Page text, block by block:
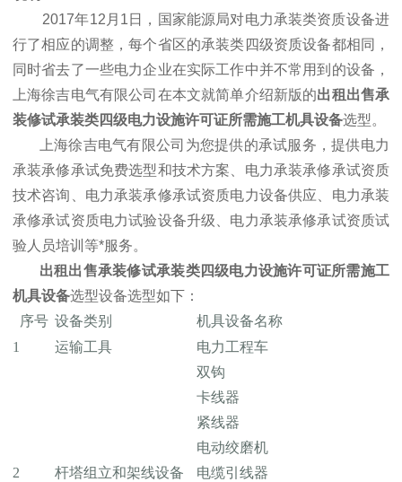
2017年12月1日，国家能源局对电力承装类资质设备进
行了相应的调整，每个省区的承装类四级资质设备都相同，
同时省去了一些电力企业在实际工作中并不常用到的设备，
上海徐吉电气有限公司在本文就简单介绍新版的出租出售承
装修试承装类四级电力设施许可证所需施工机具设备选型。
上海徐吉电气有限公司为您提供的承试服务，提供电力
承装承修承试免费选型和技术方案、电力承装承修承试资质
技术咨询、电力承装承修承试资质电力设备供应、电力承装
承修承试资质电力试验设备升级、电力承装承修承试资质试
验人员培训等*服务。
出租出售承装修试承装类四级电力设施许可证所需施工
机具设备选型设备选型如下：
序号 设备类别 机具设备名称
1
运输工具 电力工程车
2 杆塔组立和架线设备
双钩
卡线器
紧线器
电动绞磨机
电缆引线器